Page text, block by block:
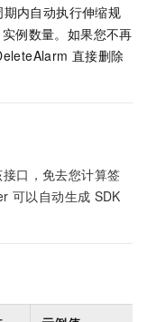
内自动执行伸缩规
实例数量。如果您不再
直接删除
口，免去您计算签
可以自动生成 SDK